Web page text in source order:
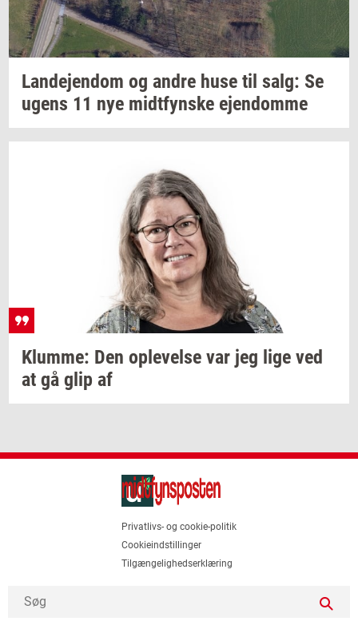
Lan­de­jen­dom og andre huse til salg: Se
ugens 11 nye midt­fyn­s­ke ejen­dom­me
Klum­me: Den op­le­vel­se var jeg lige ved
at gå glip af
Privatlivs- og cookie-politik
Cookieindstillinger
Tilgængelighedserklæring